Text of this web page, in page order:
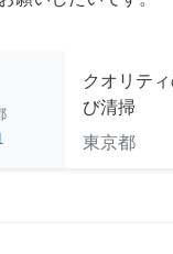
クオリテ
び清掃
東京都